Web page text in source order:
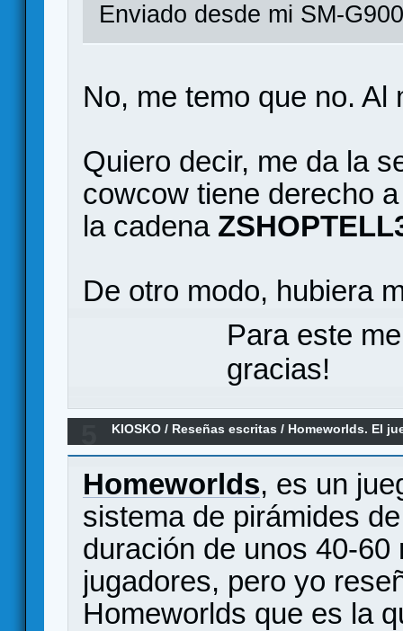
Enviado desde mi SM-
No, me temo que no.
Quiero decir, me da la
cowcow tiene derecho
la cadena
De otro modo, hubiera
Para este
gracias!
KIOSKO / Reseñas escritas / Homeworlds. El
el espacio.
Homeworlds, es un
sistema de pirámides
duración de unos 40-
jugadores, pero yo
Homeworlds que es la